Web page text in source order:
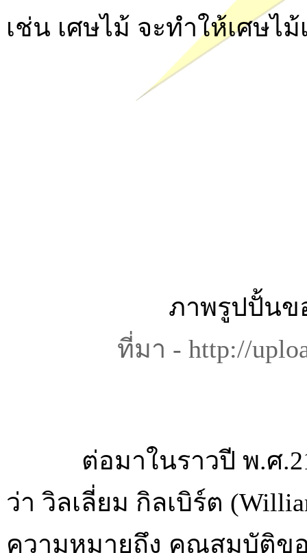
เช่น เศษไม้ จะทำให้เศษ
ภาพรูปปั้นข
ที่มา - http://
ต่อมาในราวปี พ.ศ.2143
ว่า วิลเลี่ยม กิลเบิร์ต
ความหมายถึง คุณสมบัติขอ